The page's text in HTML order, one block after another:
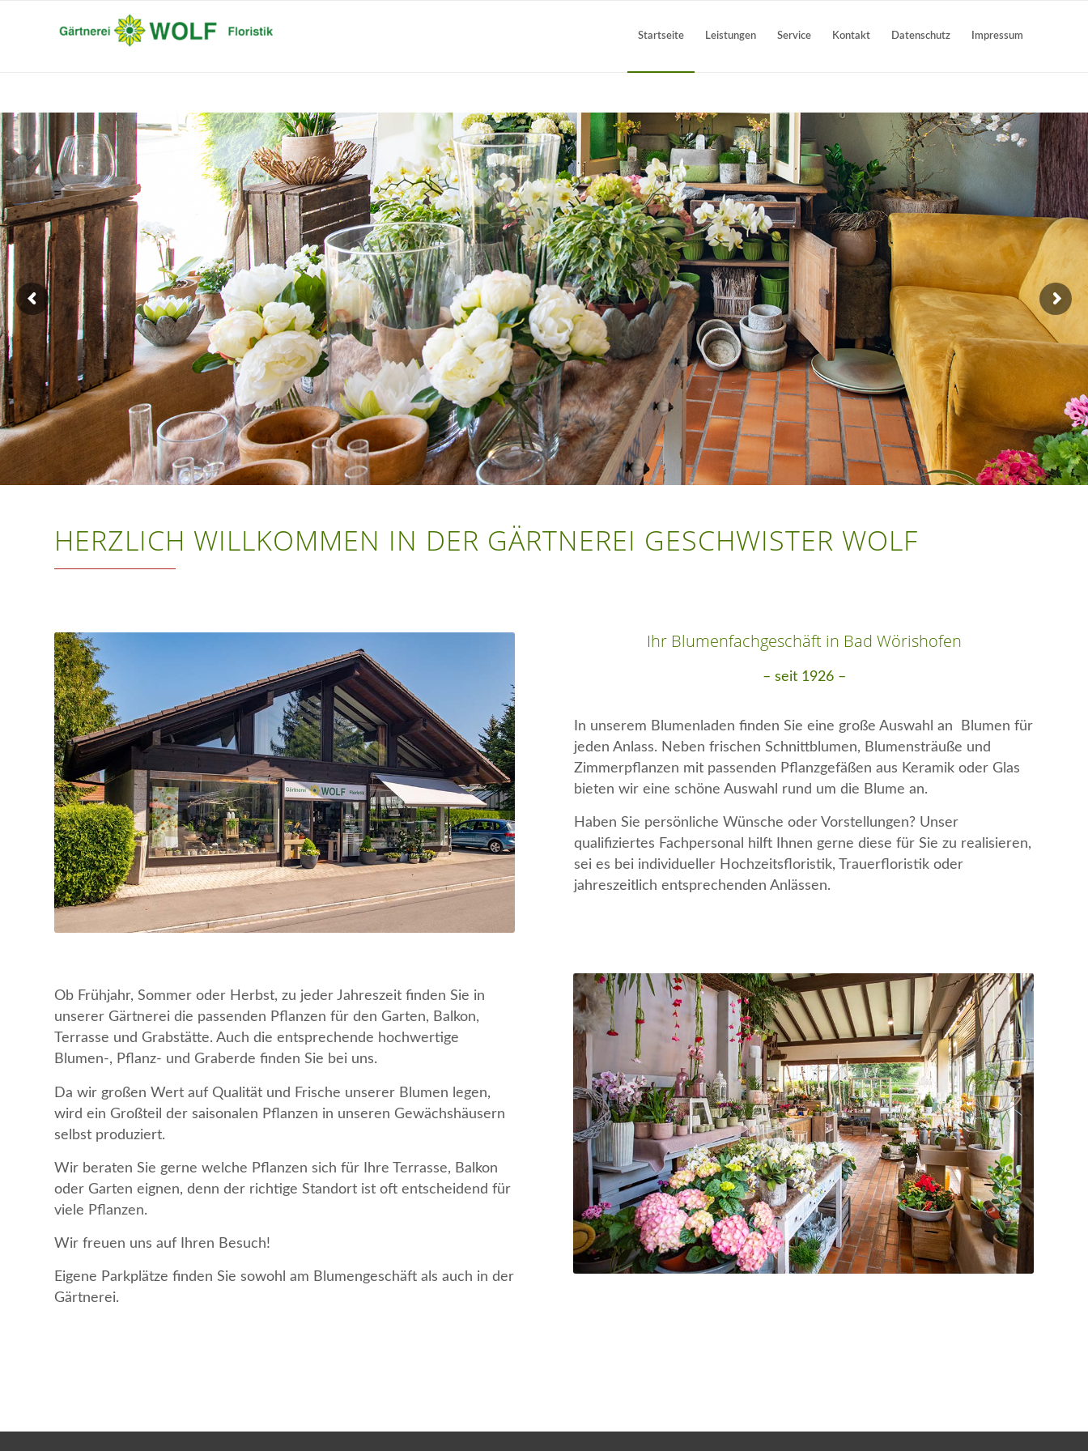
Startseite Leistungen Service Kontakt Datenschutz Impressum
HERZLICH WILLKOMMEN IN DER GÄRTNEREI GESCHWISTER WOLF
Ihr Blumenfachgeschäft in Bad Wörishofen
– seit 1926 –
In unserem Blumenladen finden Sie eine große Auswahl an Blumen für
jeden Anlass. Neben frischen Schnittblumen, Blumensträuße und
Zimmerpflanzen mit passenden Pflanzgefäßen aus Keramik oder Glas
bieten wir eine schöne Auswahl rund um die Blume an.
Haben Sie persönliche Wünsche oder Vorstellungen? Unser
qualifiziertes Fachpersonal hilft Ihnen gerne diese für Sie zu realisieren,
sei es bei individueller Hochzeitsfloristik, Trauerfloristik oder
jahreszeitlich entsprechenden Anlässen.
Ob Frühjahr, Sommer oder Herbst, zu jeder Jahreszeit finden Sie in
unserer Gärtnerei die passenden Pflanzen für den Garten, Balkon,
Terrasse und Grabstätte. Auch die entsprechende hochwertige
Blumen-, Pflanz- und Graberde finden Sie bei uns.
Da wir großen Wert auf Qualität und Frische unserer Blumen legen,
wird ein Großteil der saisonalen Pflanzen in unseren Gewächshäusern
selbst produziert.
Wir beraten Sie gerne welche Pflanzen sich für Ihre Terrasse, Balkon
oder Garten eignen, denn der richtige Standort ist oft entscheidend für
viele Pflanzen.
Wir freuen uns auf Ihren Besuch!
Eigene Parkplätze finden Sie sowohl am Blumengeschäft als auch in der
Gärtnerei.